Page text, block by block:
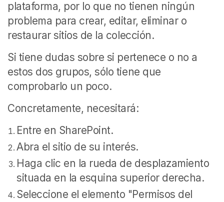
plataforma, por lo que no tienen ningún
problema para crear, editar, eliminar o
restaurar sitios de la colección.
Si tiene dudas sobre si pertenece o no a
estos dos grupos, sólo tiene que
comprobarlo un poco.
Concretamente, necesitará:
Entre en SharePoint.
Abra el sitio de su interés.
Haga clic en la rueda de desplazamiento
situada en la esquina superior derecha.
Seleccione el elemento "Permisos del